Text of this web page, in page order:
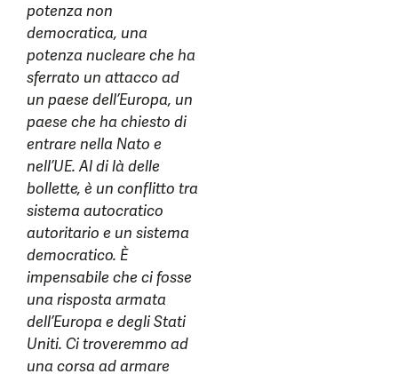
potenza non
democratica, una
potenza nucleare che ha
sferrato un attacco ad
un paese dell’Europa, un
paese che ha chiesto di
entrare nella Nato e
nell’UE. Al di là delle
bollette, è un conflitto tra
sistema autocratico
autoritario e un sistema
democratico. È
impensabile che ci fosse
una risposta armata
dell’Europa e degli Stati
Uniti. Ci troveremmo ad
una corsa ad armare